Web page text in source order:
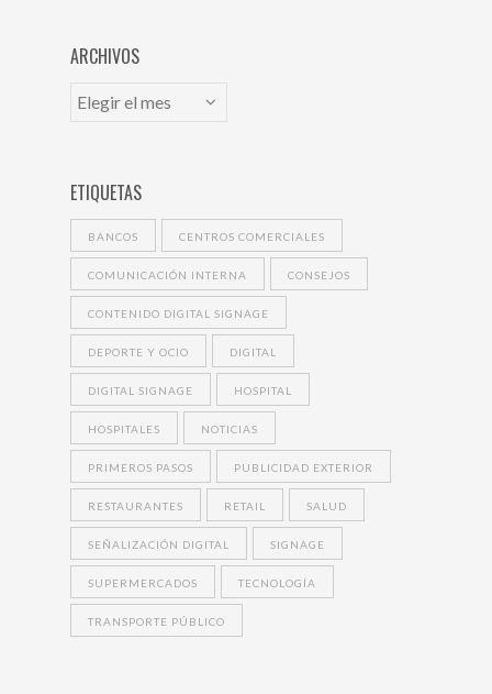
ARCHIVOS
ETIQUETAS
BANCOS CENTROS COMERCIALES
COMUNICACIÓN INTERNA CONSEJOS
CONTENIDO DIGITAL SIGNAGE
DEPORTE Y OCIO DIGITAL
DIGITAL SIGNAGE HOSPITAL
HOSPITALES NOTICIAS
PRIMEROS PASOS PUBLICIDAD EXTERIOR
RESTAURANTES RETAIL SALUD
SEÑALIZACIÓN DIGITAL SIGNAGE
SUPERMERCADOS TECNOLOGÍA
TRANSPORTE PÚBLICO